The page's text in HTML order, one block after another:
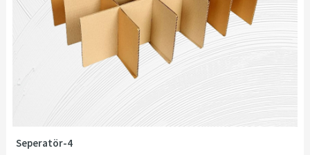
Seperatör-4